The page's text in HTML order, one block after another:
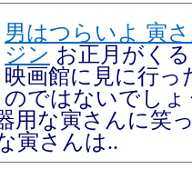
男はつらいよ 寅
ジン お正月がく
映画館に見に行っ
のではないでしょ
用な寅さんに笑
寅さんは..